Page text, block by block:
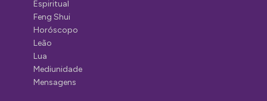
Espiritual
Feng Shui
Horóscopo
Leão
Lua
Mediunidade
Mensagens